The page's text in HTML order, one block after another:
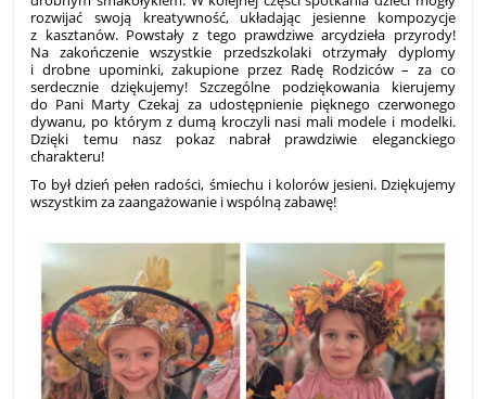
rozwijać swoją kreatywność, układając jesienne kompozycje
z kasztanów. Powstały z tego prawdziwe arcydzieła przyrody!
Na zakończenie wszystkie przedszkolaki otrzymały dyplomy
i drobne upominki, zakupione przez Radę Rodziców – za co
serdecznie dziękujemy! Szczególne podziękowania kierujemy
do Pani Marty Czekaj za udostępnienie pięknego czerwonego
dywanu, po którym z dumą kroczyli nasi mali modele i modelki.
Dzięki temu nasz pokaz nabrał prawdziwie eleganckiego
charakteru!
To był dzień pełen radości, śmiechu i kolorów jesieni. Dziękujemy
wszystkim za zaangażowanie i wspólną zabawę!